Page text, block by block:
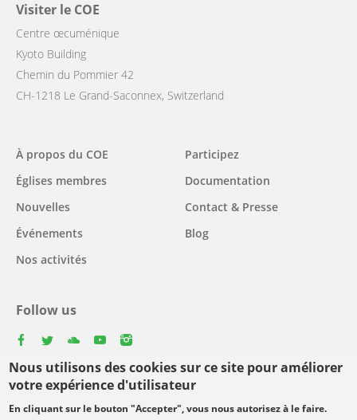
Nous utilisons des cookies sur ce site pour améliorer
votre expérience d'utilisateur
En cliquant sur le bouton "Accepter", vous nous autorisez à le faire.
Visiter le COE
Centre œcuménique
Kyoto Building
Chemin du Pommier 42
CH-1218 Le Grand-Saconnex, Switzerland
Main
navigation
À propos du COE
Églises membres
Nouvelles
Événements
Nos activités
Participez
Documentation
Contact & Presse
Blog
Follow us
Select
your
Footer